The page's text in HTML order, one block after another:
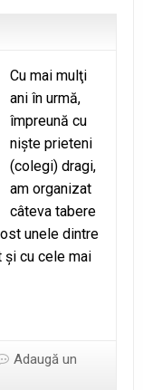
Cu mai mulţi
ani în urmă,
împreună cu
nişte prieteni
(colegi) dragi,
am organizat
câteva tabere
unele dintre
şi cu cele mai
Adaugă un